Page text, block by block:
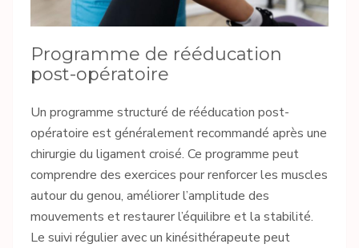
Programme de rééducation
post-opératoire
Un programme structuré de rééducation post-
opératoire est généralement recommandé après une
chirurgie du ligament croisé. Ce programme peut
comprendre des exercices pour renforcer les muscles
autour du genou, améliorer l’amplitude des
mouvements et restaurer l’équilibre et la stabilité.
Le suivi régulier avec un kinésithérapeute peut